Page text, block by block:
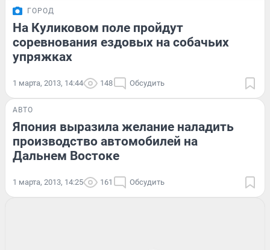
ГОРОД
На Куликовом поле пройдут
соревнования ездовых на собачьих
упряжках
1 марта, 2013, 14:44 148 Обсудить
АВТО
Япония выразила желание наладить
производство автомобилей на
Дальнем Востоке
1 марта, 2013, 14:25 161 Обсудить